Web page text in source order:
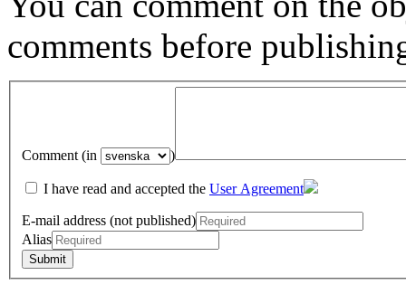
comments before
Comment (in )
I have read and accepted the User Agreement
E-mail address (not published)
Alias